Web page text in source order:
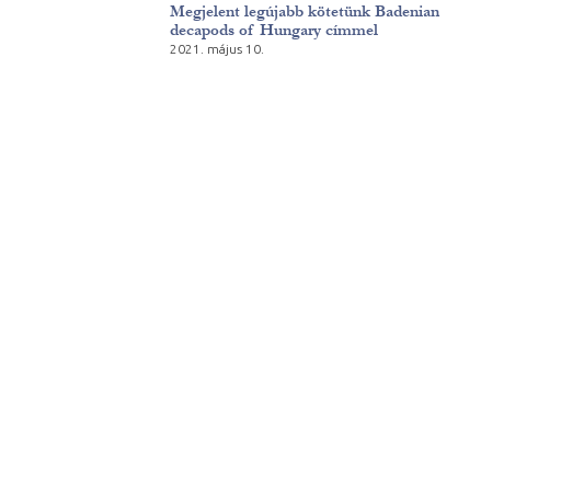
Megjelent legújabb kötetünk Badenian
decapods of Hungary címmel
2021. május 10.